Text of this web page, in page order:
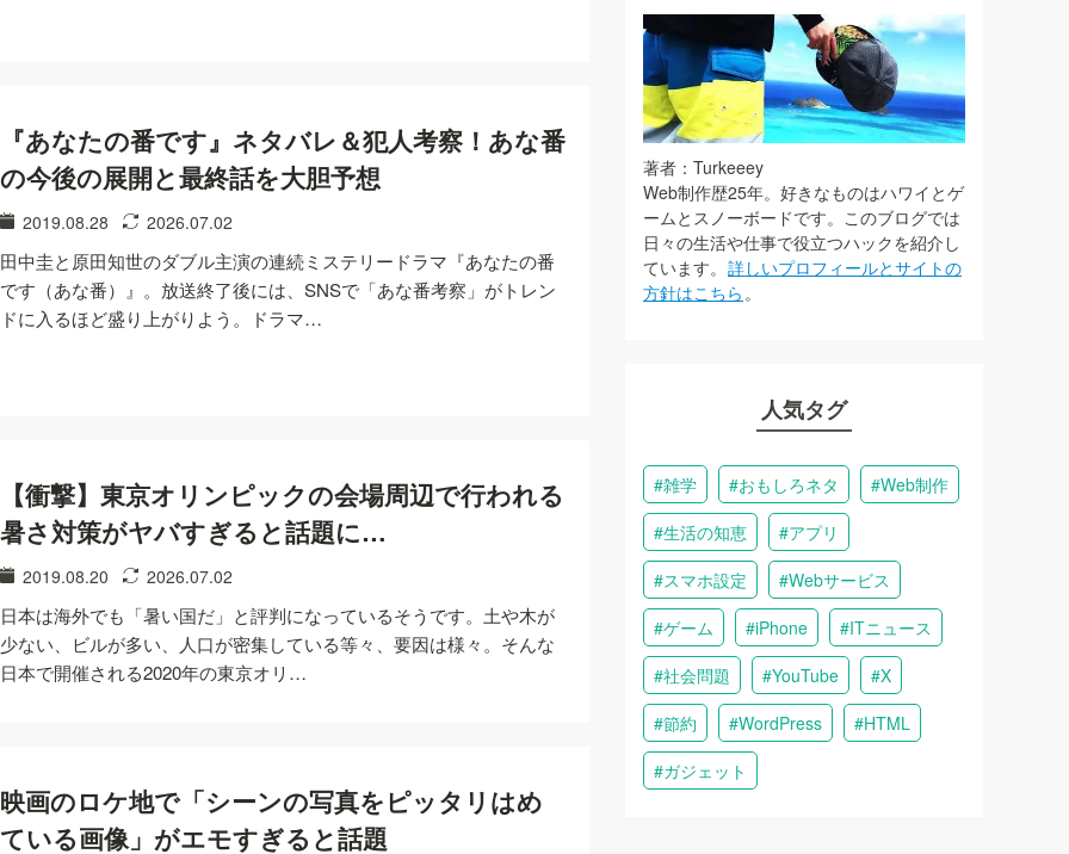
『あなたの番です』ネタバレ＆犯人考察！あな番
の今後の展開と最終話を大胆予想
2019.08.28 2026.07.02
田中圭と原田知世のダブル主演の連続ミステリードラマ『あなたの番
です（あな番）』。放送終了後には、SNSで「あな番考察」がトレン
ドに入るほど盛り上がりよう。ドラマ…
【衝撃】東京オリンピックの会場周辺で行われる
暑さ対策がヤバすぎると話題に…
2019.08.20 2026.07.02
日本は海外でも「暑い国だ」と評判になっているそうです。土や木が
少ない、ビルが多い、人口が密集している等々、要因は様々。そんな
日本で開催される2020年の東京オリ…
映画のロケ地で「シーンの写真をピッタリはめ
ている画像」がエモすぎると話題
著者：Turkeeey
Web制作歴25年。好きなものはハワイとゲ
ームとスノーボードです。このブログでは
日々の生活や仕事で役立つハックを紹介し
ています。 詳しいプロフィールとサイトの
方針はこちら 。
人気タグ
雑学 おもしろネタ
Web制作
生活の知恵
アプリ
スマホ設定
Webサービス
ゲーム
iPhone
ITニュース
社会問題
YouTube
X
節約
WordPress
HTML
ガジェット